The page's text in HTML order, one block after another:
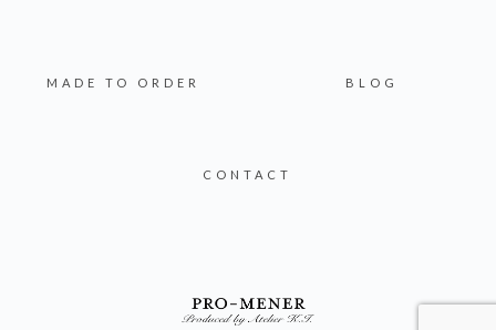
MADE TO ORDER BLOG
CONTACT